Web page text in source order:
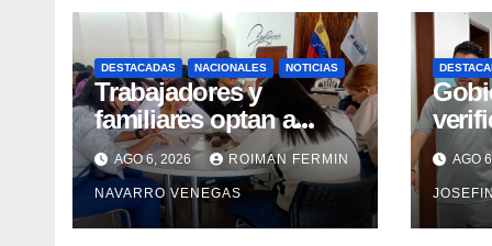
DESTACADAS NACIONALES NOTICIAS
Trabajadores y
familiares optan a
carreras universitarias
mediante convenio
entre MinSalud y la
UCV
AGO 6, 2026 ROIMAN FERMIN
NAVARRO VENEGAS
enAGO